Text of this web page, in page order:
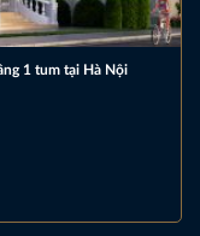
1 tum tại Hà Nội